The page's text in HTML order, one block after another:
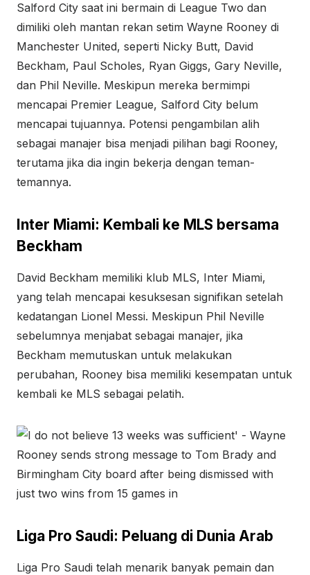
Salford City saat ini bermain di League Two dan
dimiliki oleh mantan rekan setim Wayne Rooney di
Manchester United, seperti Nicky Butt, David
Beckham, Paul Scholes, Ryan Giggs, Gary Neville,
dan Phil Neville. Meskipun mereka bermimpi
mencapai Premier League, Salford City belum
mencapai tujuannya. Potensi pengambilan alih
sebagai manajer bisa menjadi pilihan bagi Rooney,
terutama jika dia ingin bekerja dengan teman-
temannya.
Inter Miami: Kembali ke MLS bersama
Beckham
David Beckham memiliki klub MLS, Inter Miami,
yang telah mencapai kesuksesan signifikan setelah
kedatangan Lionel Messi. Meskipun Phil Neville
sebelumnya menjabat sebagai manajer, jika
Beckham memutuskan untuk melakukan
perubahan, Rooney bisa memiliki kesempatan untuk
kembali ke MLS sebagai pelatih.
Liga Pro Saudi: Peluang di Dunia Arab
Liga Pro Saudi telah menarik banyak pemain dan